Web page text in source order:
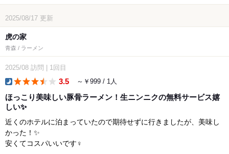
2025/08/17 更新
虎の家
青森 / ラーメン
2025/08 訪問 1回目
3.5 ～￥999 / 1人
ほっこり美味しい豚骨ラーメン！生ニンニクの無料サービス嬉
しい✨
近くのホテルに泊まっていたので期待せずに行きましたが、美味し
かった！✨
安くてコスパいいです‍♀️